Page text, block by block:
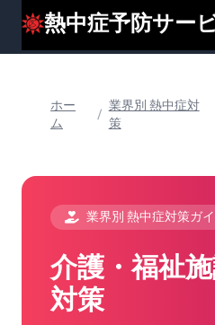
ホー
ム
/
業界別 熱中症対
策
業界別 熱中症対策ガ
介護・福祉
対策